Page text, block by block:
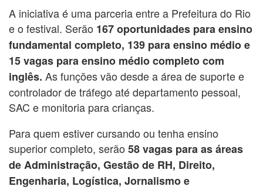
A iniciativa é uma parceria entre a Prefeitura do Rio
e o festival. Serão 167 oportunidades para ensino
fundamental completo, 139 para ensino médio e
15 vagas para ensino médio completo com
inglês. As funções vão desde a área de suporte e
controlador de tráfego até departamento pessoal,
SAC e monitoria para crianças.
Para quem estiver cursando ou tenha ensino
superior completo, serão 58 vagas para as áreas
de Administração, Gestão de RH, Direito,
Engenharia, Logística, Jornalismo e